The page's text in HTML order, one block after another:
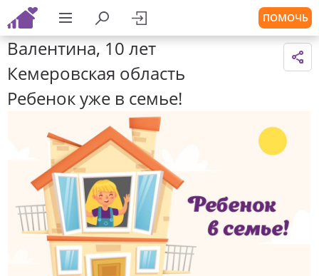
ПОМОЧЬ
Валентина, 10 лет
Кемеровская область
Ребенок уже в семье!